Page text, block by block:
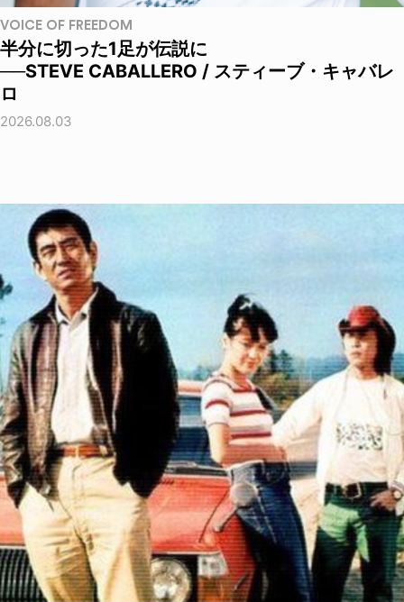
VOICE OF FREEDOM
半分に切った1足が伝説に
──STEVE CABALLERO / スティーブ・キャバレ
ロ
2026.08.03